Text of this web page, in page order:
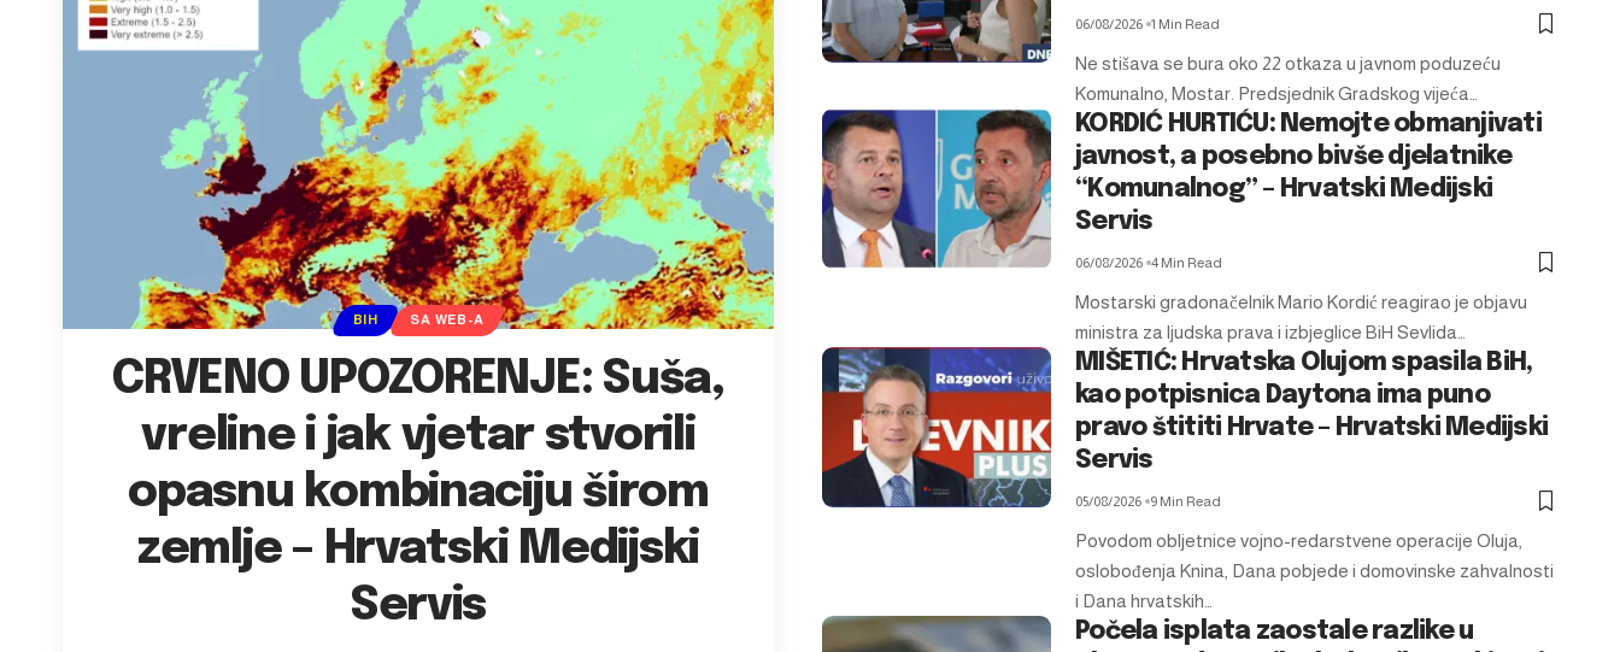
BIH SA WEB-A
CRVENO UPOZORENJE: Suša,
vreline i jak vjetar stvorili
opasnu kombinaciju širom
zemlje – Hrvatski Medijski
Servis
06/08/2026 1 Min Read
Ne stišava se bura oko 22 otkaza u javnom poduzeću
Komunalno, Mostar. Predsjednik Gradskog vijeća…
KORDIĆ HURTIĆU: Nemojte obmanjivati
javnost, a posebno bivše djelatnike
“Komunalnog” – Hrvatski Medijski
Servis
06/08/2026 4 Min Read
Mostarski gradonačelnik Mario Kordić reagirao je objavu
ministra za ljudska prava i izbjeglice BiH Sevlida…
MIŠETIĆ: Hrvatska Olujom spasila BiH,
kao potpisnica Daytona ima puno
pravo štititi Hrvate – Hrvatski Medijski
Servis
05/08/2026 9 Min Read
Povodom obljetnice vojno-redarstvene operacije Oluja,
oslobođenja Knina, Dana pobjede i domovinske zahvalnosti
i Dana hrvatskih…
Počela isplata zaostale razlike u